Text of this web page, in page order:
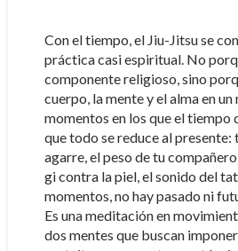
Con el tiempo, el Jiu-Jitsu se
práctica casi espiritual. No
componente religioso, sino
cuerpo, la mente y el alma en
momentos en los que el tiempo
que todo se reduce al presente:
agarre, el peso de tu
gi contra la piel, el sonido del
momentos, no hay pasado ni
Es una meditación en
dos mentes que buscan